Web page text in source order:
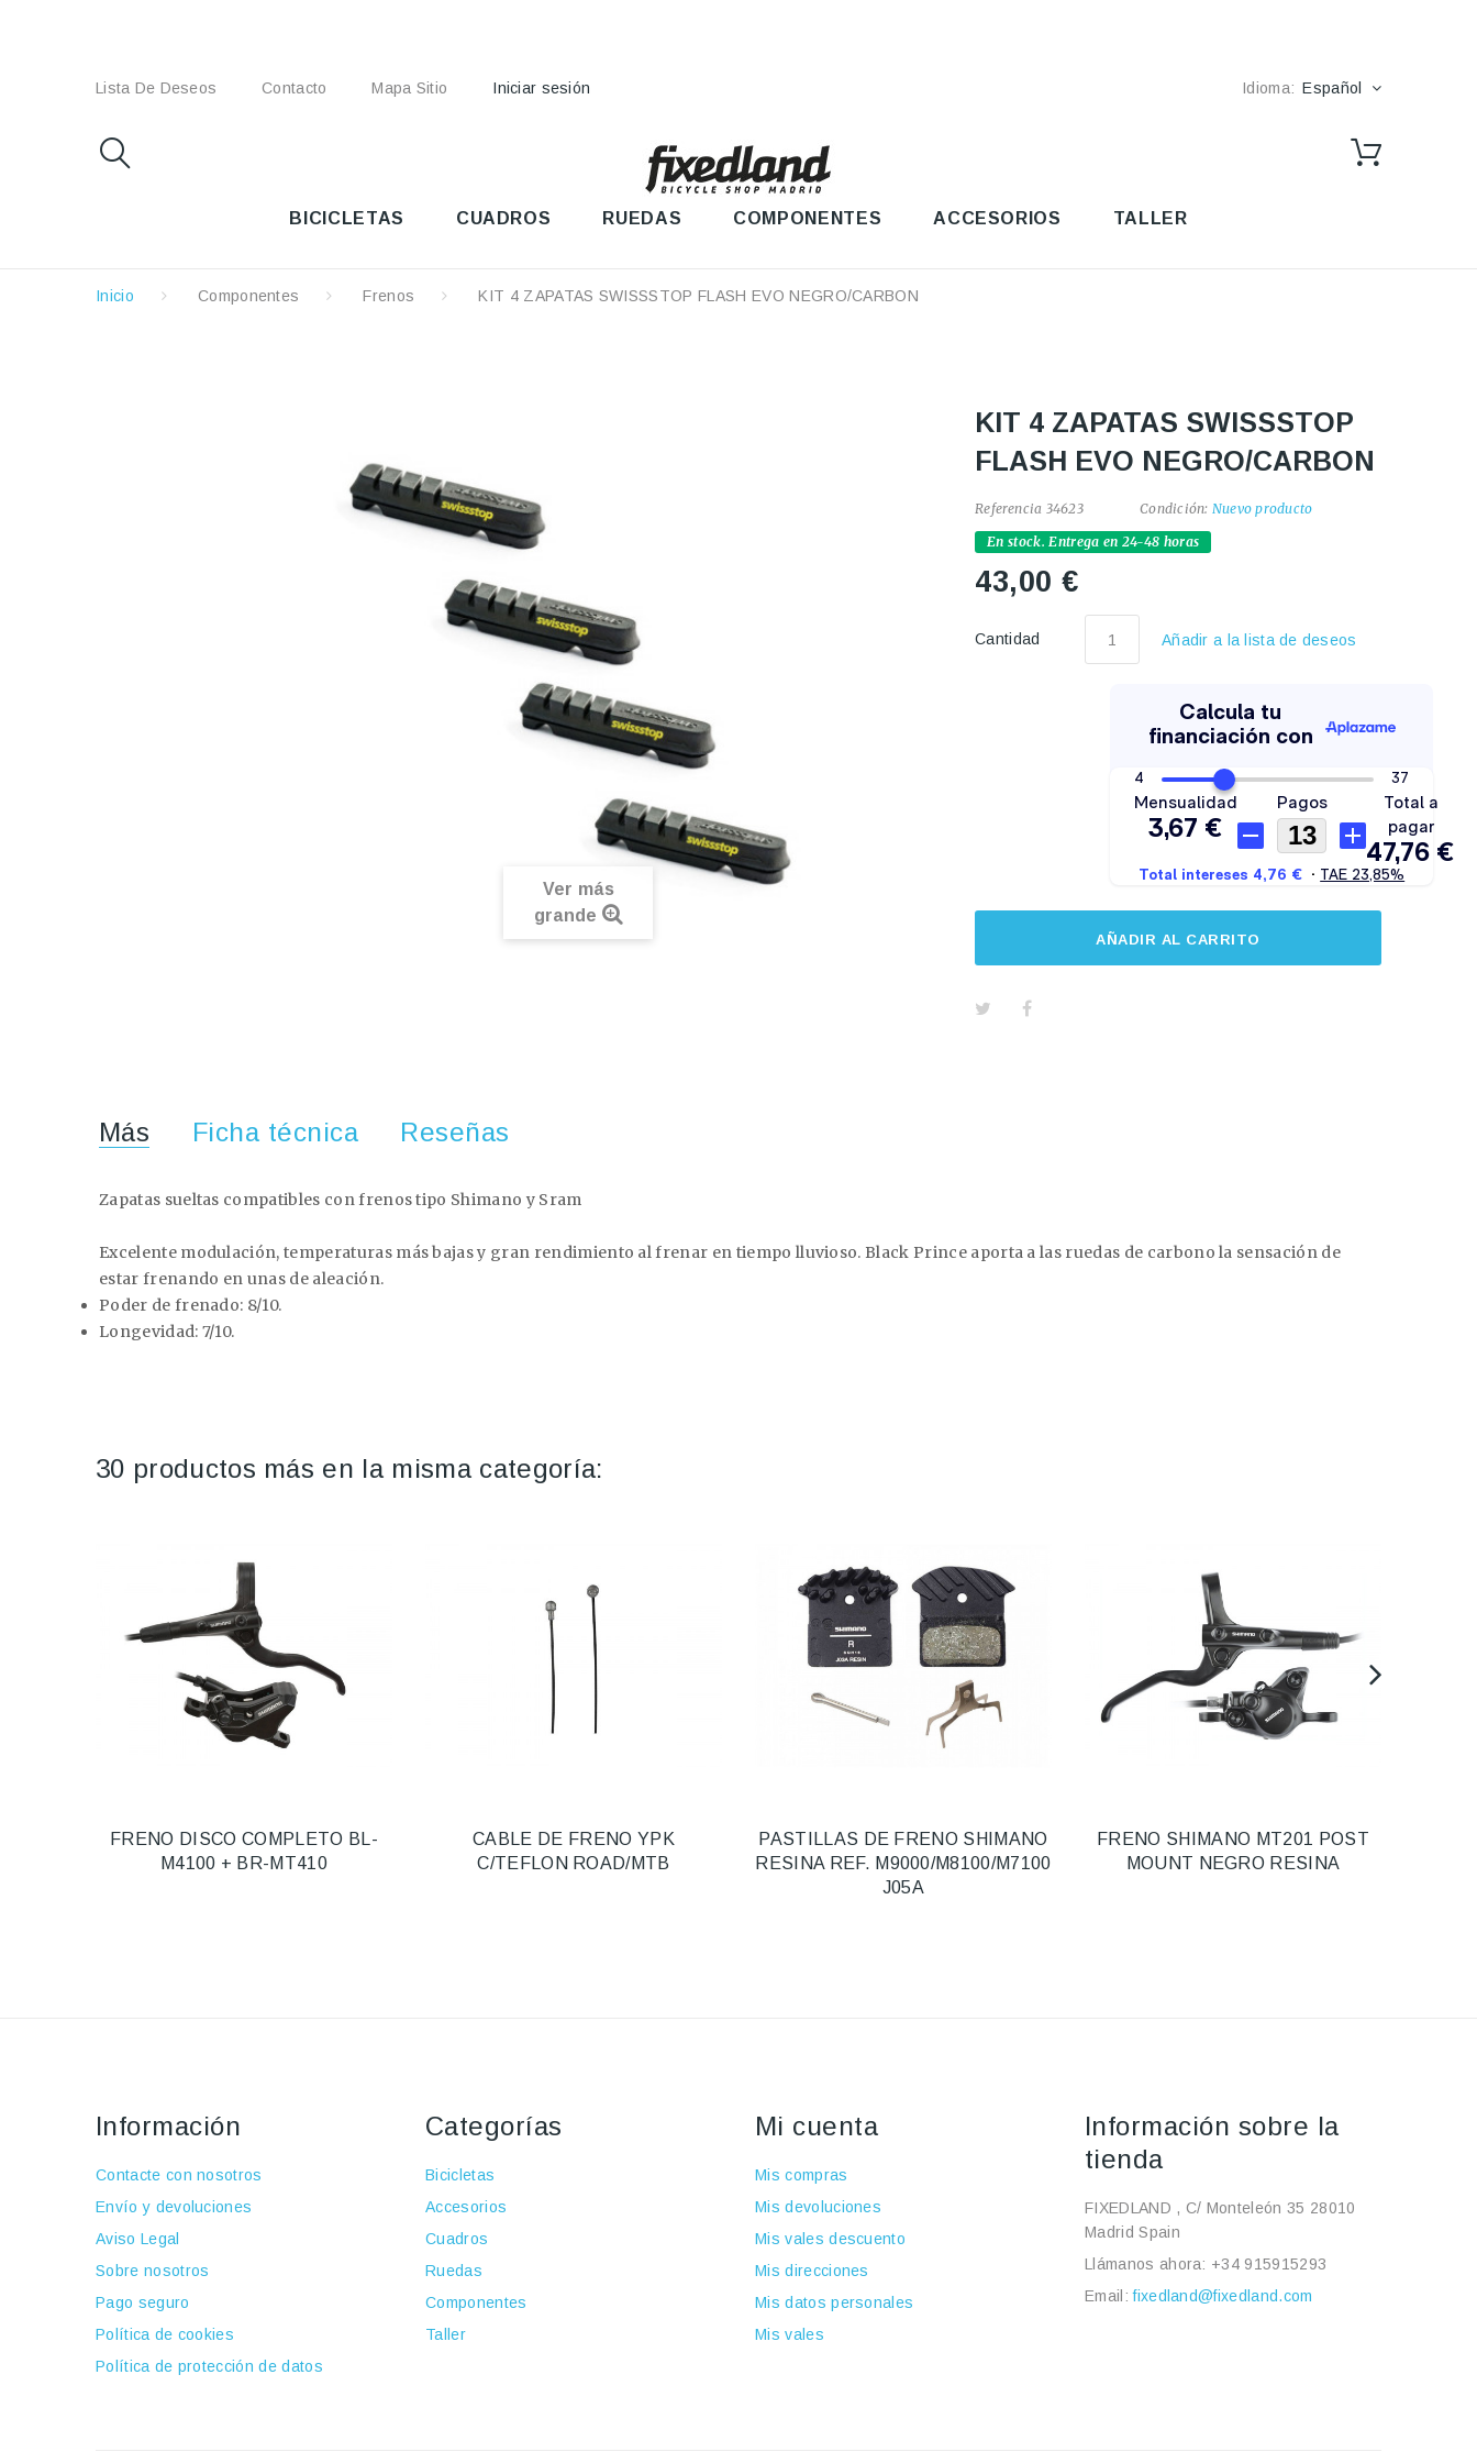
Lista De Deseos Contacto Mapa Sitio Iniciar sesión Idioma: Español
BICICLETAS CUADROS RUEDAS COMPONENTES ACCESORIOS TALLER
Inicio Componentes Frenos KIT 4 ZAPATAS SWISSSTOP FLASH EVO NEGRO/CARBON
Ver más
grande
KIT 4 ZAPATAS SWISSSTOP
FLASH EVO NEGRO/CARBON
Referencia 34623 Condición: Nuevo producto
En stock. Entrega en 24-48 horas
43,00 €
Cantidad Añadir a la lista de deseos
AÑADIR AL CARRITO
Más Ficha técnica Reseñas
Zapatas sueltas compatibles con frenos tipo Shimano y Sram
Excelente modulación, temperaturas más bajas y gran rendimiento al frenar en tiempo lluvioso. Black Prince aporta a las ruedas de carbono la sensación de
estar frenando en unas de aleación.
Poder de frenado: 8/10.
Longevidad: 7/10.
30 productos más en la misma categoría:
FRENO DISCO COMPLETO BL-
M4100 + BR-MT410
CABLE DE FRENO YPK
C/TEFLON ROAD/MTB
PASTILLAS DE FRENO SHIMANO
RESINA REF. M9000/M8100/M7100
J05A
FRENO SHIMANO MT201 POST
MOUNT NEGRO RESINA
Información
Contacte con nosotros
Envío y devoluciones
Aviso Legal
Sobre nosotros
Pago seguro
Política de cookies
Política de protección de datos
Categorías
Bicicletas
Accesorios
Cuadros
Ruedas
Componentes
Taller
Mi cuenta
Mis compras
Mis devoluciones
Mis vales descuento
Mis direcciones
Mis datos personales
Mis vales
Información sobre la
tienda
FIXEDLAND , C/ Monteleón 35 28010
Madrid Spain
Llámanos ahora: +34 915915293
Email:fixedland@fixedland.com